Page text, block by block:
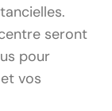
seront
pour
vos